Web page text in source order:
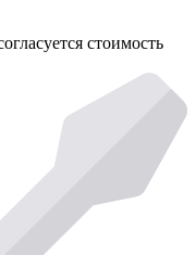
стоимость